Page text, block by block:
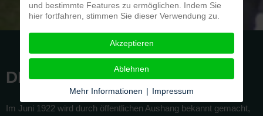
DER VEREIN
Im Juni 1922 wird durch öffentlichen Aushang bekannt gemacht,
und bestimmte Features zu ermöglichen. Indem Sie
hier fortfahren, stimmen Sie dieser Verwendung zu.
Akzeptieren
Ablehnen
Mehr Informationen | Impressum